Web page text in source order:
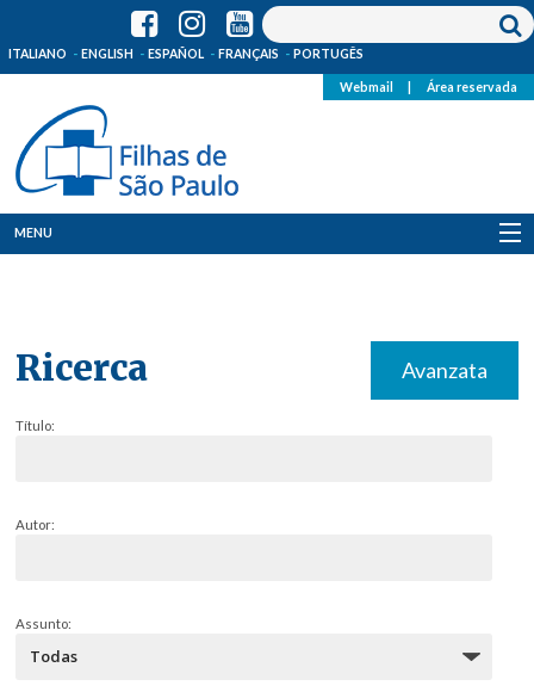
ITALIANO ENGLISH ESPAÑOL FRANÇAIS PORTUGÊS
Webmail Área reservada
MENU
Ricerca Avanzata
Título:
Autor:
Assunto: